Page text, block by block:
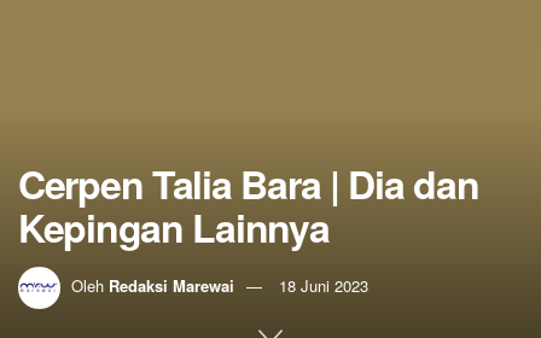
Cerpen Talia Bara | Dia dan
Kepingan Lainnya
Oleh Redaksi Marewai 18 Juni 2023